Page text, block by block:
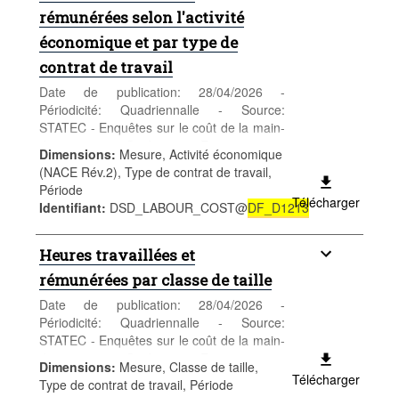
rémunérées selon l'activité
économique et par type de
contrat de travail
Date de publication: 28/04/2026 -
Périodicité: Quadriennalle - Source:
STATEC - Enquêtes sur le coût de la main-
d'oeuvre - Catégorie: Entreprises -
Démographie et structure des entreprises -
Mots-clés: entreprises, coût de la main-
d'oeuvre
*** Remplace tableDF_D1213***
Dimensions: Mesure, Activité économique
(NACE Rév.2), Type de contrat de travail,
Période
Identifiant: DSD_LABOUR_COST@DF_D1213Télécharger
Heures travaillées et
rémunérées par classe de taille
Date de publication: 28/04/2026 -
Périodicité: Quadriennalle - Source:
STATEC - Enquêtes sur le coût de la main-
d'oeuvre - Catégorie: Entreprises -
Démographie et structure des entreprises -
Mots-clés: entreprises, coût de la main-
Dimensions: Mesure, Classe de taille,
Type de contrat de travail, Période
Télécharger